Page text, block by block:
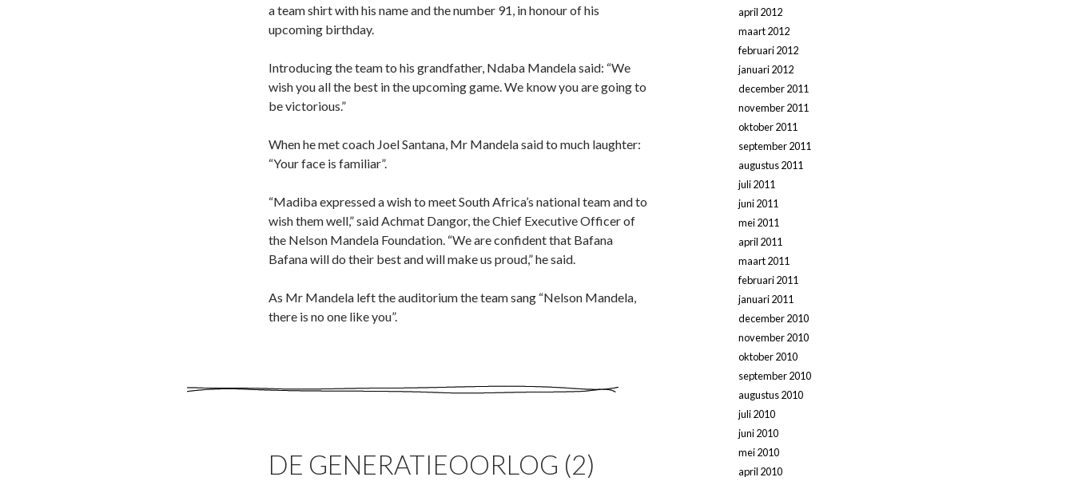
a team shirt with his name and the number 91, in honour of his
upcoming birthday.
Introducing the team to his grandfather, Ndaba Mandela said: “We
wish you all the best in the upcoming game. We know you are going to
be victorious.”
When he met coach Joel Santana, Mr Mandela said to much laughter:
“Your face is familiar”.
“Madiba expressed a wish to meet South Africa’s national team and to
wish them well,” said Achmat Dangor, the Chief Executive Officer of
the Nelson Mandela Foundation. “We are confident that Bafana
Bafana will do their best and will make us proud,” he said.
As Mr Mandela left the auditorium the team sang “Nelson Mandela,
there is no one like you”.
DE GENERATIEOORLOG (2)
april 2012
maart 2012
februari 2012
januari 2012
december 2011
november 2011
oktober 2011
september 2011
augustus 2011
juli 2011
juni 2011
mei 2011
april 2011
maart 2011
februari 2011
januari 2011
december 2010
november 2010
oktober 2010
september 2010
augustus 2010
juli 2010
juni 2010
mei 2010
april 2010